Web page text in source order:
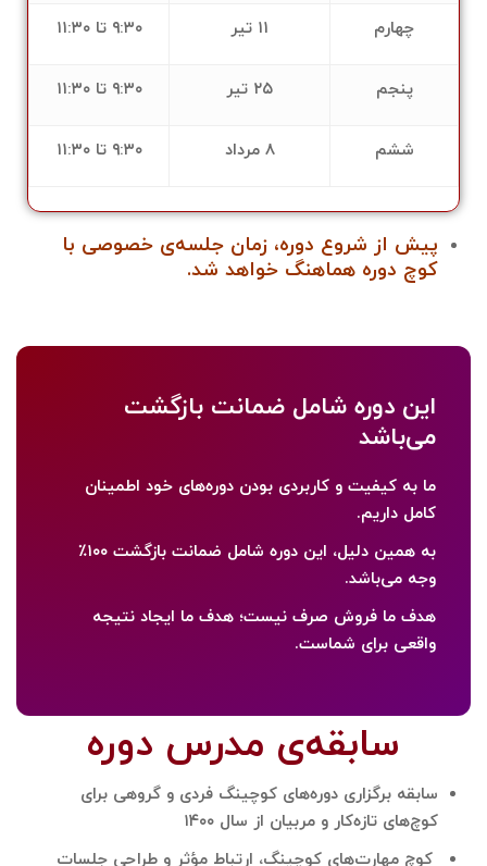
چهارم ۱۱ تیر ۹:۳۰ تا ۱۱:۳۰
پنجم ۲۵ تیر ۹:۳۰ تا ۱۱:۳۰
ششم ۸ مرداد ۹:۳۰ تا ۱۱:۳۰
پیش از شروع دوره، زمان جلسه‌ی خصوصی با
کوچ دوره هماهنگ خواهد شد.
این دوره شامل ضمانت بازگشت
می‌باشد
ما به کیفیت و کاربردی بودن دوره‌های خود اطمینان
کامل داریم.
به همین دلیل، این دوره شامل
ضمانت بازگشت ۱۰۰٪
وجه می‌باشد.
هدف ما فروش صرف نیست؛ هدف ما ایجاد نتیجه
واقعی برای شماست.
سابقه‌ی مدرس دوره
سابقه برگزاری دوره‌های کوچینگ فردی و گروهی برای
کوچ‌های تازه‌کار و مربیان از سال ۱۴۰۰
کوچ مهارت‌های کوچینگ، ارتباط مؤثر و طراحی جلسات